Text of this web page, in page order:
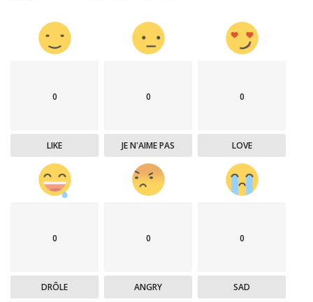
0
LIKE
0
JE N'AIME PAS
0
LOVE
0
DRÔLE
0
ANGRY
0
SAD